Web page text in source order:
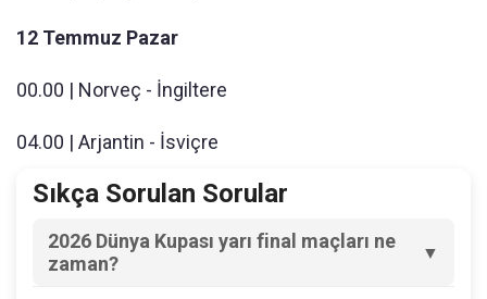
12 Temmuz Pazar
00.00 | Norveç - İngiltere
04.00 | Arjantin - İsviçre
Sıkça Sorulan Sorular
2026 Dünya Kupası yarı final maçları ne
zaman?